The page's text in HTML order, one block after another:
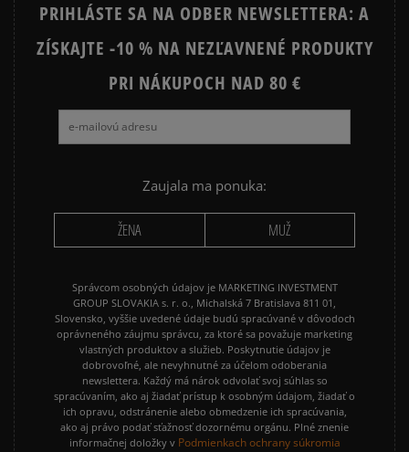
JORDAN 4 NEW BALANCE 740
NEW BALANCE 9060 NIKE AIR FORCE 1
NIKE AIR FORCE 1 07 NIKE AIR FORCE 1 LV8
NIKE AIR MAX 90 NIKE DUNK
NIKE P-6000 NIKE SHOX
PUMA SUEDE REEBOK CLASSIC
VANS OLD SKOOL VANS SK8
PRIHLÁSTE SA NA ODBER NEWSLETTERA: A
ZÍSKAJTE -10 % NA NEZĽAVNENÉ PRODUKTY
PRI NÁKUPOCH NAD 80 €
Zaujala ma ponuka:
ŽENA MUŽ
Správcom osobných údajov je MARKETING INVESTMENT
GROUP SLOVAKIA s. r. o., Michalská 7 Bratislava 811 01,
Slovensko, vyššie uvedené údaje budú spracúvané v dôvodoch
oprávneného záujmu správcu, za ktoré sa považuje marketing
vlastných produktov a služieb. Poskytnutie údajov je
dobrovoľné, ale nevyhnutné za účelom odoberania
newslettera. Každý má nárok odvolať svoj súhlas so
spracúvaním, ako aj žiadať prístup k osobným údajom, žiadať o
ich opravu, odstránenie alebo obmedzenie ich spracúvania,
ako aj právo podať sťažnosť dozornému orgánu. Plné znenie
informačnej doložky v Podmienkach ochrany súkromia